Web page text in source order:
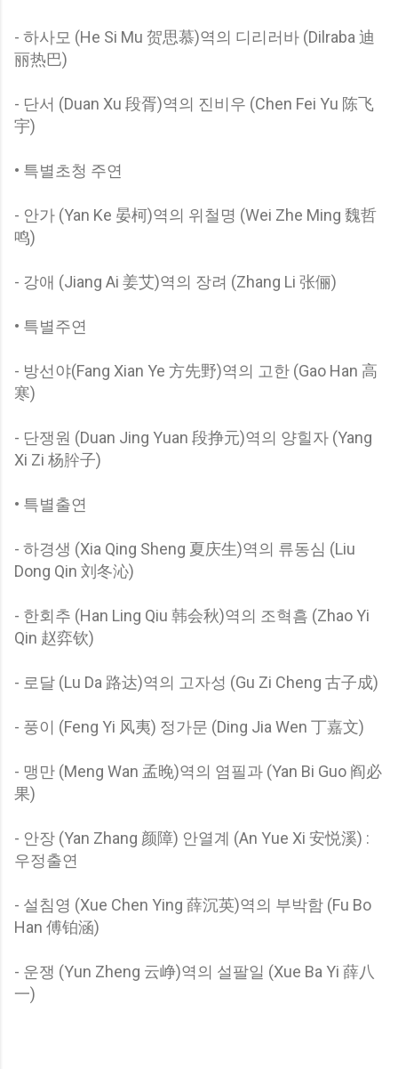
- 하사모 (He Si Mu 贺思慕)역의 디리러바 (Dilraba 迪
丽热巴)
- 단서 (Duan Xu 段胥)역의 진비우 (Chen Fei Yu 陈飞
宇)
• 특별초청 주연
- 안가 (Yan Ke 晏柯)역의 위철명 (Wei Zhe Ming 魏哲
鸣)
- 강애 (Jiang Ai 姜艾)역의 장려 (Zhang Li 张俪)
• 특별주연
- 방선야(Fang Xian Ye 方先野)역의 고한 (Gao Han 高
寒)
- 단쟁원 (Duan Jing Yuan 段挣元)역의 양힐자 (Yang
Xi Zi 杨肸子)
• 특별출연
- 하경생 (Xia Qing Sheng 夏庆生)역의 류동심 (Liu
Dong Qin 刘冬沁)
- 한회추 (Han Ling Qiu 韩会秋)역의 조혁흠 (Zhao Yi
Qin 赵弈钦)
- 로달 (Lu Da 路达)역의 고자성 (Gu Zi Cheng 古子成)
- 풍이 (Feng Yi 风夷) 정가문 (Ding Jia Wen 丁嘉文)
- 맹만 (Meng Wan 孟晚)역의 염필과 (Yan Bi Guo 阎必
果)
- 안장 (Yan Zhang 颜障) 안열계 (An Yue Xi 安悦溪) :
우정출연
- 설침영 (Xue Chen Ying 薛沉英)역의 부박함 (Fu Bo
Han 傅铂涵)
- 운쟁 (Yun Zheng 云峥)역의 설팔일 (Xue Ba Yi 薛八
一)